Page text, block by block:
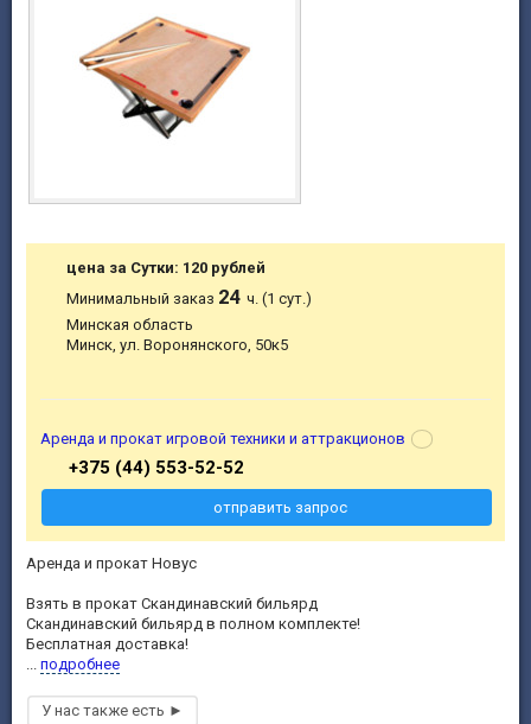
Аренда и прокат Новус
Взять в прокат Скандинавский бильярд
Скандинавский бильярд в полном комплекте!
Бесплатная доставка!
подробнее
цена за Сутки: 120 рублей
Минимальный заказ 24ч. (1 сут.)
Минская область
Минск, ул. Воронянского, 50к5
Аренда и прокат игровой техники и аттракционов
+375 (44) 553-52-52
отправить запрос